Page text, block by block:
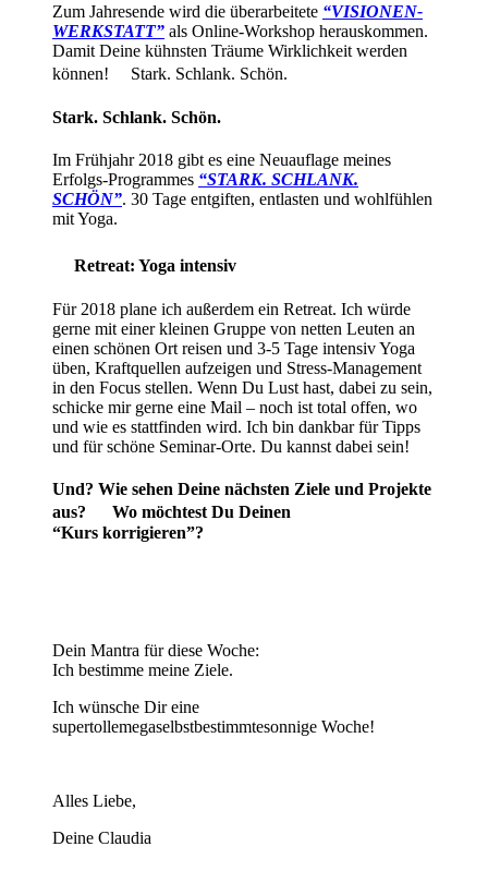
Zum Jahresende wird die überarbeitete “VISIONEN-
WERKSTATT” als Online-Workshop herauskommen.
Damit Deine kühnsten Träume Wirklichkeit werden
können! Stark. Schlank. Schön.
Stark. Schlank. Schön.
Im Frühjahr 2018 gibt es eine Neuauflage meines
Erfolgs-Programmes “STARK. SCHLANK.
SCHÖN”. 30 Tage entgiften, entlasten und wohlfühlen
mit Yoga.
Retreat: Yoga intensiv
Für 2018 plane ich außerdem ein Retreat. Ich würde
gerne mit einer kleinen Gruppe von netten Leuten an
einen schönen Ort reisen und 3-5 Tage intensiv Yoga
üben, Kraftquellen aufzeigen und Stress-Management
in den Focus stellen. Wenn Du Lust hast, dabei zu sein,
schicke mir gerne eine Mail – noch ist total offen, wo
und wie es stattfinden wird. Ich bin dankbar für Tipps
und für schöne Seminar-Orte. Du kannst dabei sein!
Und? Wie sehen Deine nächsten Ziele und Projekte
aus? Wo möchtest Du Deinen
“Kurs korrigieren”?
Dein Mantra für diese Woche:
Ich bestimme meine Ziele.
Ich wünsche Dir eine
supertollemegaselbstbestimmtesonnige Woche!
Alles Liebe,
Deine Claudia